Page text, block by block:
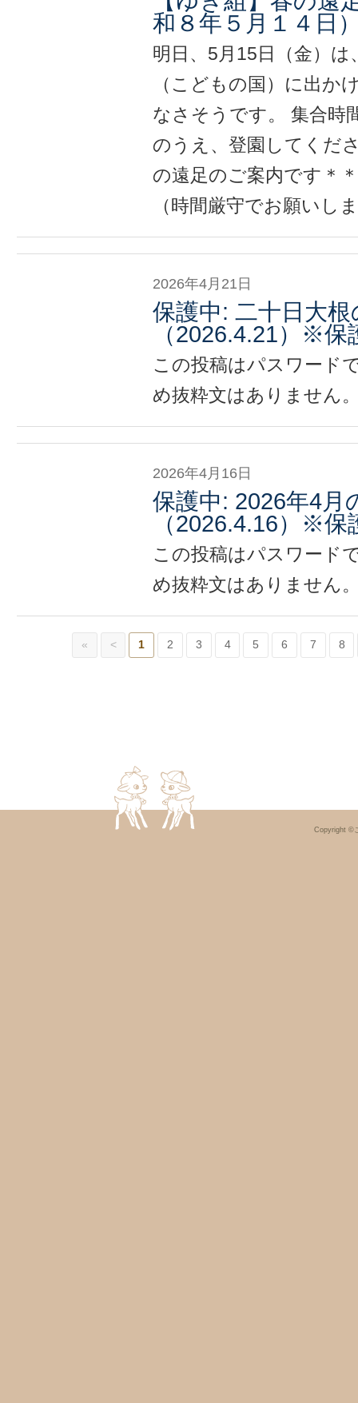
和８年５月１４日
明日、5月15日（金）
（こどもの国）に出か
なさそうです。 集合時
のうえ、登園してくだ
の遠足のご案内です＊
（時間厳守でお願いし
2026年4月21日
保護中: 二十日大
（2026.4.21）※
この投稿はパスワード
め抜粋文はありません
2026年4月16日
保護中: 2026年4月
（2026.4.16）※
この投稿はパスワード
め抜粋文はありません
« < 1 2 3 4 5 6 7 8
Copyright ©